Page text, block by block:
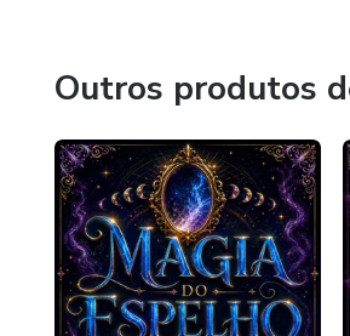
Sempre digo que nós Bruxas (os)
transformamos positivamente o
desenvolva seus dons naturais e
pensamentos, nossas verdades!
Agora, acenda o seu caldeirão e
descobertas e magia!
Feliz Chegada!
Outros produtos